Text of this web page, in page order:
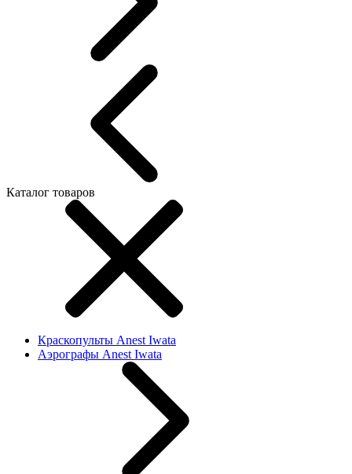
Каталог товаров
Краскопульты Anest Iwata
Аэрографы Anest Iwata